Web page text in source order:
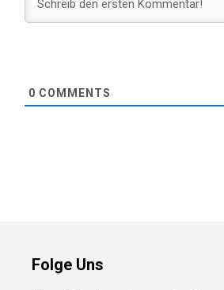
0 COMMENTS
Folge Uns